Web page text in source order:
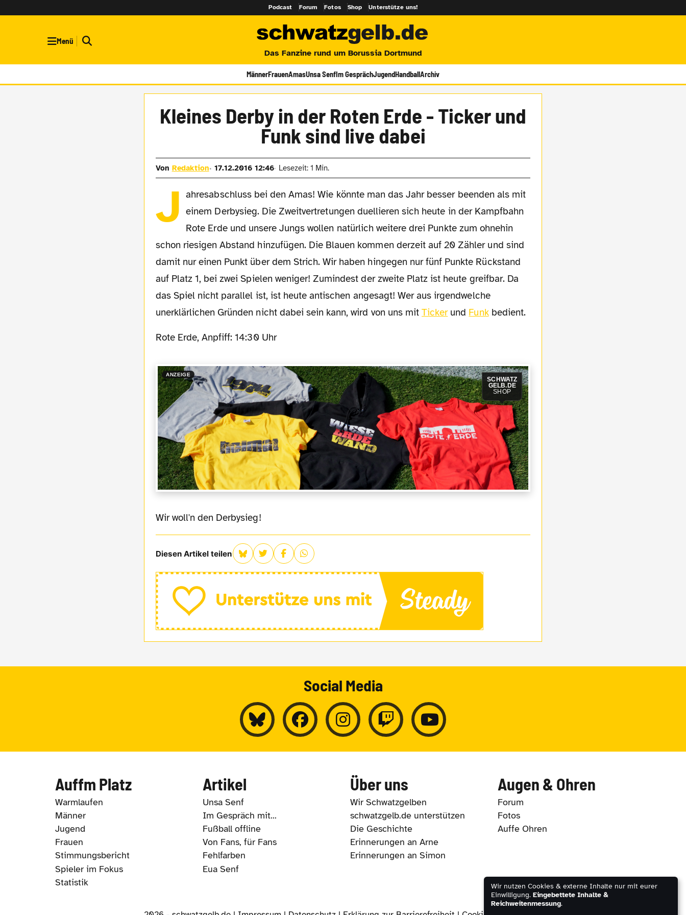
Podcast Forum Fotos Shop Unterstütze uns!
Menü
Das Fanzine rund um Borussia Dortmund
MännerFrauenAmasUnsa SenfIm GesprächJugendHandballArchiv
Kleines Derby in der Roten Erde - Ticker und
Funk sind live dabei
Von Redaktion 17.12.2016 12:46 Lesezeit: 1 Min.
J ahresabschluss bei den Amas! Wie könnte man das Jahr besser beenden als mit
einem Derbysieg. Die Zweitvertretungen duellieren sich heute in der Kampfbahn
Rote Erde und unsere Jungs wollen natürlich weitere drei Punkte zum ohnehin
schon riesigen Abstand hinzufügen. Die Blauen kommen derzeit auf 20 Zähler und sind
damit nur einen Punkt über dem Strich. Wir haben hingegen nur fünf Punkte Rückstand
auf Platz 1, bei zwei Spielen weniger! Zumindest der zweite Platz ist heute greifbar. Da
das Spiel nicht parallel ist, ist heute antischen angesagt! Wer aus irgendwelche
unerklärlichen Gründen nicht dabei sein kann, wird von uns mitTickerund Funkbedient.
Rote Erde, Anpfiff: 14:30 Uhr
ANZEIGE
SCHWATZ
GELB.DE
SHOP
Wir woll'n den Derbysieg!
Diesen Artikel teilen
Social Media
Auffm Platz
Warmlaufen
Männer
Jugend
Frauen
Stimmungsbericht
Spieler im Fokus
Statistik
Artikel
Unsa Senf
Im Gespräch mit...
Fußball offline
Von Fans, für Fans
Fehlfarben
Eua Senf
Über uns
Wir Schwatzgelben
schwatzgelb.de unterstützen
Die Geschichte
Erinnerungen an Arne
Erinnerungen an Simon
Augen & Ohren
Forum
Fotos
Auffe Ohren
Wir nutzen Cookies & externe Inhalte nur mit eurer
Einwilligung. Eingebettete Inhalte &
Reichweitenmessung.